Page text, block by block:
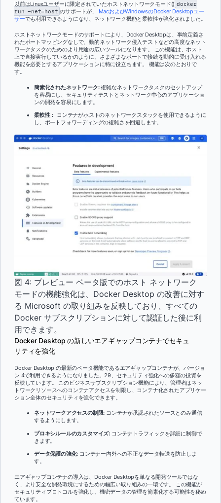
以前はLinuxユーザーに限定されていたホストネットワークモード() docker
run –net=host のサポートが、 MacおよびWindowsのDocker Desktopユー
ザーでも利用できるようになり、ネットワーク機能と柔軟性が強化されました。
ホストネットワークモードのサポートにより、Docker Desktopは、事前定義さ
れたポートマッピングなしで、動的ネットワーク侵入テストなどの高度なネット
ワークタスクのためのより用途の広いツールになります。 この機能は、ホスト
上で直接実行しているかのように、さまざまなポートで接続を動的に受け入れる
機能を必要とするアプリケーションに特に役立ちます。 機能は次のとおりで
す。
簡素化されたネットワーク:複雑なネットワークタスクのセットアップ
を容易にし、セキュリティテストとネットワーク中心のアプリケーショ
ンの開発を容易にします。
柔軟性： コンテナがホストのネットワークスタックを使用できるように
し、ポートフォワーディングの複雑さを回避します。
図 4: プレビュー ベータ版でのホスト ネットワーク
モードの機能強化は、Docker Desktop の改善に対す
る Microsoft の取り組みを反映しており、すべての
Docker サブスクリプションに対して認証した後に利
用できます。
Docker Desktop の新しいエアギャップコンテナでセキュ
リティを強化
Docker Desktop の最新のベータ機能であるエアギャップコンテナが、バージョ
ン 4で利用できるようになりました。29、セキュリティ強化への多額の投資を
反映しています。 このビジネスサブスクリプション機能により、管理者はネッ
トワークリソースへのコンテナアクセスを制限し、コンテナ化されたアプリケー
ション全体のセキュリティを強化できます。
ネットワークアクセスの制限: コンテナが承認されたソースとのみ通信
するようにします。
プロキシルールのカスタマイズ: コンテナトラフィックを詳細に制御で
きます。
データ保護の強化: コンテナー内外への不正なデータ転送を防止しま
す。
エアギャップコンテナの導入は、Docker Desktopを単なる開発ツールではな
く、より安全な開発環境にするための幅広い取り組みの一環です。 この機能が
セキュリティプロトコルを強化し、機密データの管理を簡素化する可能性を秘め
ています。